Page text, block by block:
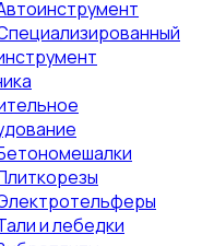
и лебедки